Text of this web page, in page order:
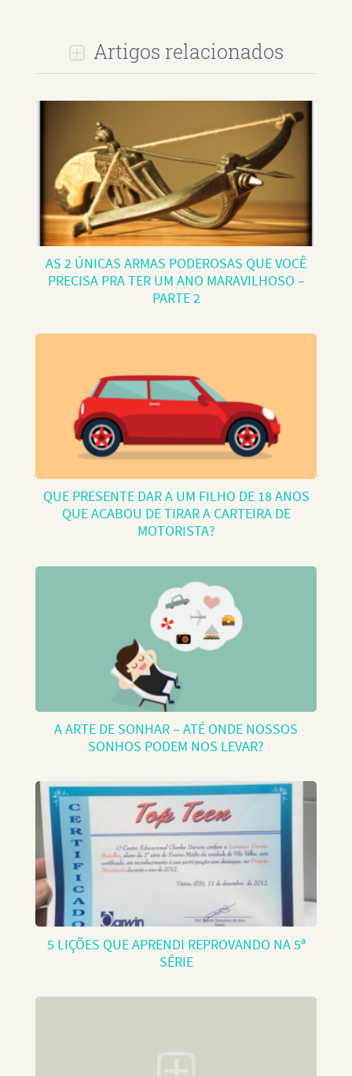
Artigos relacionados
AS 2 ÚNICAS ARMAS PODEROSAS QUE VOCÊ
PRECISA PRA TER UM ANO MARAVILHOSO –
PARTE 2
QUE PRESENTE DAR A UM FILHO DE 18 ANOS
QUE ACABOU DE TIRAR A CARTEIRA DE
MOTORISTA?
A ARTE DE SONHAR – ATÉ ONDE NOSSOS
SONHOS PODEM NOS LEVAR?
5 LIÇÕES QUE APRENDI REPROVANDO NA 5ª
SÉRIE